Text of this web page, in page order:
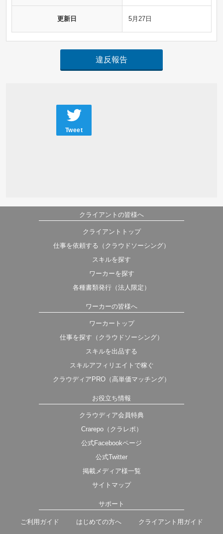
更新日 5月27日
違反報告
Tweet
クライアントの皆様へ
クライアントトップ
仕事を依頼する（クラウドソーシング）
スキルを探す
ワーカーを探す
各種書類発行（法人限定）
ワーカーの皆様へ
ワーカートップ
仕事を探す（クラウドソーシング）
スキルを出品する
スキルアフィリエイトで稼ぐ
クラウディアPRO（高単価マッチング）
お役立ち情報
クラウディア会員特典
Crarepo（クラレポ）
公式Facebookページ
公式Twitter
掲載メディア様一覧
サイトマップ
サポート
ご利用ガイド はじめての方へ クライアント用ガイド